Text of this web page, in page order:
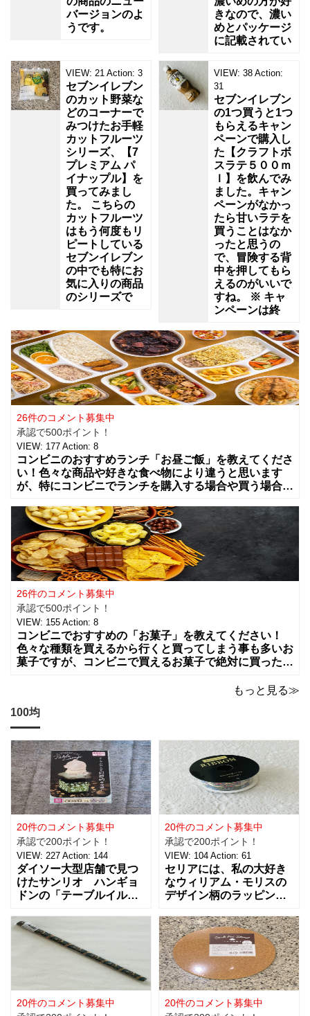
バージョンのよ
うです。
きなので、濃い
めとパッケージ
に記載されてい
VIEW: 21 Action: 3
セブンイレブン
のカット野菜な
どのコーナーで
みつけたお手軽
カットフルーツ
シリーズ、【7
プレミアム パ
イナップル】を
買ってみまし
た。 こちらの
カットフルーツ
はもう何度もリ
ピートしている
セブンイレブン
の中でも特にお
気に入りの商品
のシリーズで
VIEW: 38 Action:
31
セブンイレブン
の1つ買うと1つ
もらえるキャン
ペーンで購入し
た【クラフトボ
スラテ５００ｍ
ｌ】を飲んでみ
ました。キャン
ペーンがなかっ
たら甘いラテを
買うことはなか
ったと思うの
で、冒険する背
中を押してもら
えるのがいいで
すね。 ※ キャ
ンペーンは終
26件のコメント募集中
承認で500ポイント！
VIEW: 177 Action: 8
コンビニのおすすめランチ「お昼ご飯」を教えてくださ
い！色々な商品や好きな食べ物により違うと思います
が、特にコンビニでランチを購入する場合や買う場合に
カップラーメンやコンビニ弁当、総菜やサラダ
26件のコメント募集中
承認で500ポイント！
VIEW: 155 Action: 8
コンビニでおすすめの「お菓子」を教えてください！
色々な種類を買えるから行くと買ってしまう事も多いお
菓子ですが、コンビニで買えるお菓子で絶対に買った方
もっと見る≫
100均
20件のコメント募集中
承認で200ポイント！
VIEW: 227 Action: 144
ダイソー大型店舗で見つ
けたサンリオ ハンギョ
ドンの「テーブルイルミ
円を買ってきました。 パ
ーティーのテーブルデコ
レーションやおやすみ前
のリラックスタイムに良
さそうな商品で、あの
「ハンギョドン」がデザ
インされたライトは、
20件のコメント募集中
承認で200ポイント！
VIEW: 104 Action: 61
セリアには、私の大好き
なウィリアム・モリスの
デザイン柄のラッピング
です！【サテンリボンマ
スターピースコレクショ
ン/WM】もとっても素敵
なので、紹介しますね。
サテンリボンの材質は、
ポリエステル。サイズ
は、約幅30㎜ x
20件のコメント募集中
20件のコメント募集中